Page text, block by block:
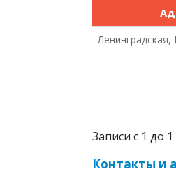
Записи с 1 до
Контакты и